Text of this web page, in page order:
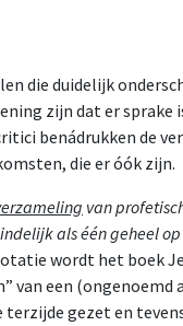
die duidelijk
zijn dat er sprake
benádrukken de
die er óók zijn.
van
als één geheel
wordt het boek
van een
gezet en